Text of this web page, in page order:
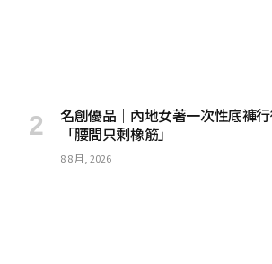
名創優品｜內地女著一次性底褲
「腰間只剩橡筋」
8 8 月, 2026